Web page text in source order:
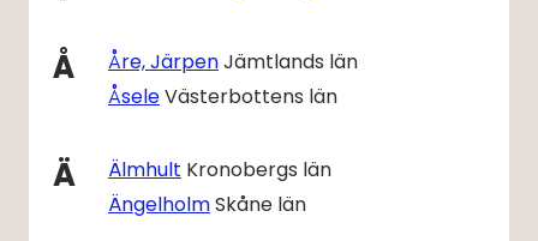
Å Åre, JärpenJämtlands län
ÅseleVästerbottens län
Ä Älmhult Kronobergs län
ÄngelholmSkåne län